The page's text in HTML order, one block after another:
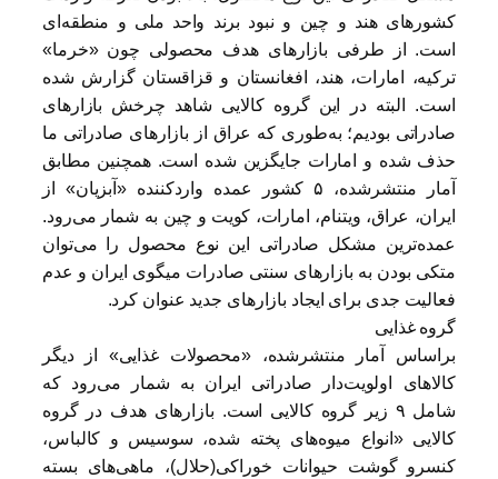
کشورهای هند و چین و نبود برند واحد ملی و منطقه‌ای
است. از طرفی بازارهای هدف محصولی چون «خرما»
تركيه، امارات، هند، افغانستان و قزاقستان گزارش شده
است. البته در این گروه کالایی شاهد چرخش بازارهای
صادراتی بودیم؛ به‌طوری که عراق از بازارهای صادراتی ما
حذف شده و امارات جایگزین شده است. همچنین مطابق
آمار منتشرشده، ۵ کشور عمده واردکننده «آبزیان» از
ایران، عراق، ويتنام، امارات، كويت و چين به شمار می‌رود.
عمده‌‌ترین مشکل صادراتی این نوع محصول را می‌توان
متکی بودن به بازارهای سنتی صادرات میگوی ایران و عدم
فعالیت جدی برای ایجاد بازارهای جدید عنوان کرد.
گروه غذایی
براساس آمار منتشرشده، «محصولات غذایی» از دیگر
کالاهای اولویت‌دار صادراتی ایران به شمار می‌رود که
شامل ۹ زیر گروه کالایی است. بازارهای هدف در گروه
کالایی «انواع میوه‌های پخته شده، سوسیس و کالباس،
کنسرو گوشت حیوانات خوراکی(حلال)، ماهی‌های بسته